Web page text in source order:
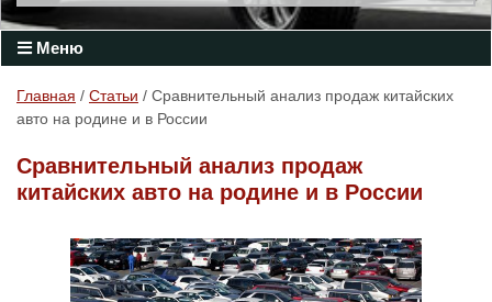
Меню
Главная / Статьи / Сравнительный анализ продаж китайских
авто на родине и в России
Сравнительный анализ продаж
китайских авто на родине и в России